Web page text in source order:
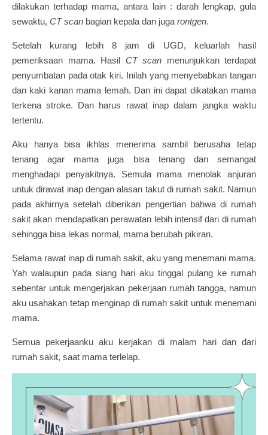
dilakukan terhadap mama, antara lain : darah lengkap, gula
sewaktu, CT scan bagian kepala dan juga rontgen.
Setelah kurang lebih 8 jam di UGD, keluarlah hasil
pemeriksaan mama. Hasil CT scan menunjukkan terdapat
penyumbatan pada otak kiri. Inilah yang menyebabkan tangan
dan kaki kanan mama lemah. Dan ini dapat dikatakan mama
terkena stroke. Dan harus rawat inap dalam jangka waktu
tertentu.
Aku hanya bisa ikhlas menerima sambil berusaha tetap
tenang agar mama juga bisa tenang dan semangat
menghadapi penyakitnya. Semula mama menolak anjuran
untuk dirawat inap dengan alasan takut di rumah sakit. Namun
pada akhirnya setelah diberikan pengertian bahwa di rumah
sakit akan mendapatkan perawatan lebih intensif dari di rumah
sehingga bisa lekas normal, mama berubah pikiran.
Selama rawat inap di rumah sakit, aku yang menemani mama.
Yah walaupun pada siang hari aku tinggal pulang ke rumah
sebentar untuk mengerjakan pekerjaan rumah tangga, namun
aku usahakan tetap menginap di rumah sakit untuk menemani
mama.
Semua pekerjaanku aku kerjakan di malam hari dan dari
rumah sakit, saat mama terlelap.